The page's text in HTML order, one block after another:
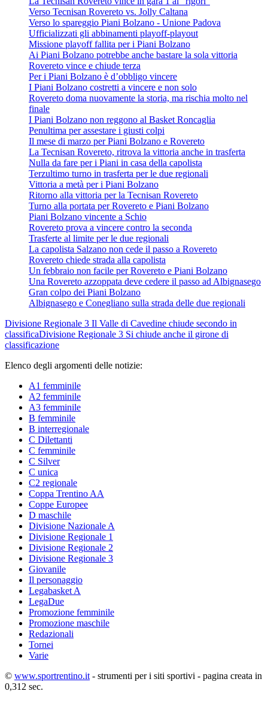
Verso Tecnisan Rovereto vs. Jolly Caltana
Verso lo spareggio Piani Bolzano - Unione Padova
Ufficializzati gli abbinamenti playoff-playout
Missione playoff fallita per i Piani Bolzano
Ai Piani Bolzano potrebbe anche bastare la sola vittoria
Rovereto vince e chiude terza
Per i Piani Bolzano è d’obbligo vincere
I Piani Bolzano costretti a vincere e non solo
Rovereto doma nuovamente la storia, ma rischia molto nel
finale
I Piani Bolzano non reggono al Basket Roncaglia
Penultima per assestare i giusti colpi
Il mese di marzo per Piani Bolzano e Rovereto
La Tecnisan Rovereto, ritrova la vittoria anche in trasferta
Nulla da fare per i Piani in casa della capolista
Terzultimo turno in trasferta per le due regionali
Vittoria a metà per i Piani Bolzano
Ritorno alla vittoria per la Tecnisan Rovereto
Turno alla portata per Rovereto e Piani Bolzano
Piani Bolzano vincente a Schio
Rovereto prova a vincere contro la seconda
Trasferte al limite per le due regionali
La capolista Salzano non cede il passo a Rovereto
Rovereto chiede strada alla capolista
Un febbraio non facile per Rovereto e Piani Bolzano
Una Rovereto azzoppata deve cedere il passo ad Albignasego
Gran colpo dei Piani Bolzano
Albignasego e Conegliano sulla strada delle due regionali
Divisione Regionale 3 Il Valle di Cavedine chiude secondo in
classificaDivisione Regionale 3 Si chiude anche il girone di
classificazione
Elenco degli argomenti delle notizie:
A1 femminile
A2 femminile
A3 femminile
B femminile
B interregionale
C Dilettanti
C femminile
C Silver
C unica
C2 regionale
Coppa Trentino AA
Coppe Europee
D maschile
Divisione Nazionale A
Divisione Regionale 1
Divisione Regionale 2
Divisione Regionale 3
Giovanile
Il personaggio
Legabasket A
LegaDue
Promozione femminile
Promozione maschile
Redazionali
Tornei
Varie
© www.sportrentino.it - strumenti per i siti sportivi - pagina creata in
0,312 sec.